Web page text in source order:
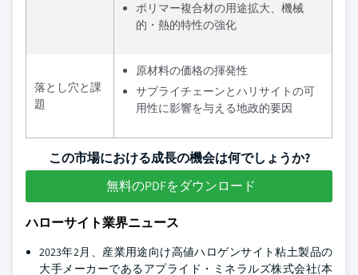
ポリマー複合材の用途拡大、機械
的・熱的特性の強化
落とし穴と課
題
原材料の価格の揮発性
サプライチェーンとハリサイトの可
用性に影響を与える地政的要因
この市場における成長の機会は何でしょうか?
無料のPDFをダウンロード
ハローサイト業界ニュース
2023年2月、産業用途向け高値ハロゲンサイト粘土製品の
大手メーカーであるアプライド・ミネラルズ株式会社(本